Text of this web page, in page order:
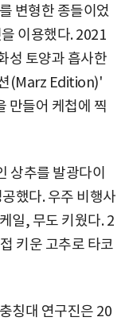
변형한 종들이었
이용했다. 2021
성 토양과 흡사한
(Marz Edition)'
만들어 케첩에 찍
상추를 발광다이
했다. 우주 비행사
일, 무도 키웠다. 2
키운 고추로 타코
칭대 연구진은 20